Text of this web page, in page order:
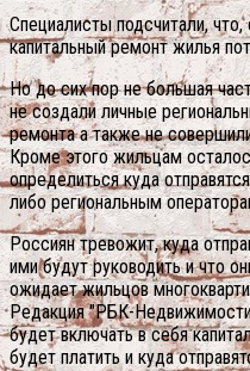
Специалисты подсчитали,
капитальный ремонт жилья
Но до сих пор не большая
не создали личные
ремонта а также не
Кроме этого жильцам
определиться куда
либо региональным
Россиян тревожит, куда
ими будут руководить и что
ожидает жильцов
Редакция "РБК-
будет включать в себя
будет платить и куда